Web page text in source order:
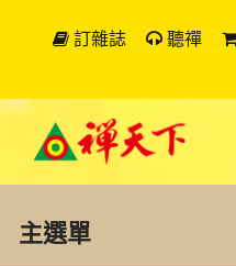
訂雜誌 聽禪
主選單